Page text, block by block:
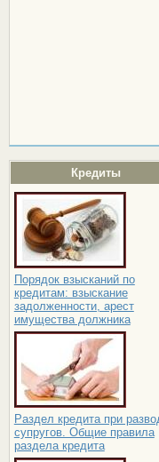
Кредиты
Порядок взысканий по
кредитам: взыскание
задолженности, арест
имущества должника
Раздел кредита при
супругов. Общие правила
раздела кредита